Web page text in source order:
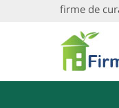
firme de